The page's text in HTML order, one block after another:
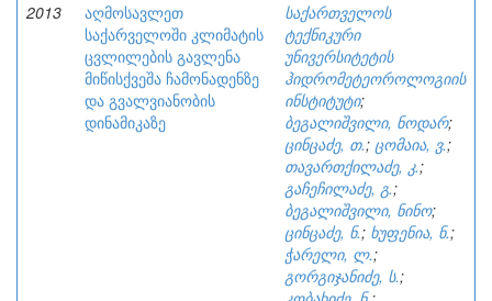
2013
აღმოსავლეთ
საქარველოში კლიმატის
ცვლილების გავლენა
მიწისქვეშა ჩამონადენზე
და გვალვიანობის
დინამიკაზე
საქართველოს
ტექნიკური
უნივერსიტეტის
ჰიდრომეტეოროლოგიის
ინსტიტუტი;
ბეგალიშვილი, ნოდარ;
ცინცაძე, თ.; ცომაია, ვ.;
თავართქილაძე, კ.;
გაჩეჩილაძე, გ.;
ბეგალიშვილი, ნინო;
ცინცაძე, ნ.; ხუფენია, ნ.;
ჭარელი, ლ.;
გორგიჯანიძე, ს.;